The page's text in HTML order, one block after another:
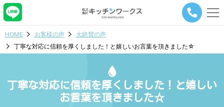
メ
ナ
ー
シ
HOME お客様の声
大絶賛の声
丁寧な対応に信頼を厚くしました！と嬉しいお言葉を頂きました☆
丁寧な対応に信頼を厚くしました！と嬉しい
お言葉を頂きました☆